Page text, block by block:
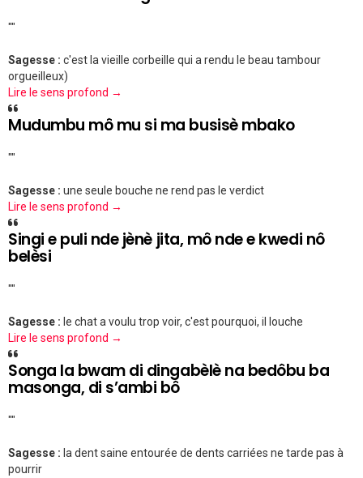
""
Sagesse : c'est la vieille corbeille qui a rendu le beau tambour
orgueilleux)
Lire le sens profond →
Mudumbu mô mu si ma busisè mbako
""
Sagesse : une seule bouche ne rend pas le verdict
Lire le sens profond →
Singi e puli nde jènè jita, mô nde e kwedi nô
belèsi
""
Sagesse : le chat a voulu trop voir, c'est pourquoi, il louche
Lire le sens profond →
Songa la bwam di dingabèlè na bedôbu ba
masonga, di s’ambi bô
""
Sagesse : la dent saine entourée de dents carriées ne tarde pas à
pourrir